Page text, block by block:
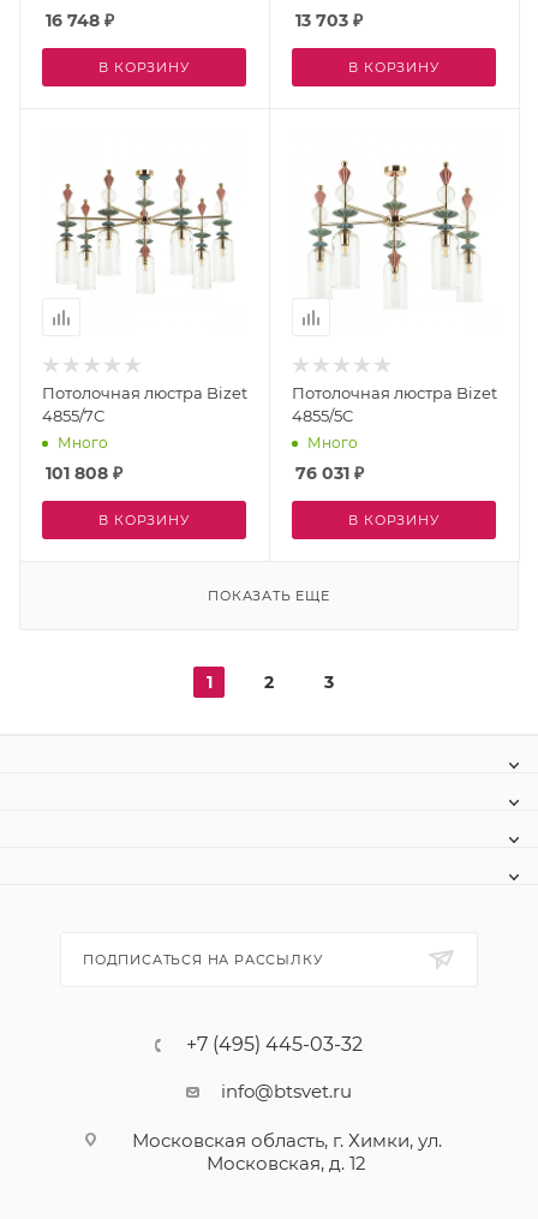
16 748 ₽
В КОРЗИНУ
13 703 ₽
В КОРЗИНУ
Потолочная люстра Bizet
4855/7C
Много
101 808 ₽
В КОРЗИНУ
Потолочная люстра Bizet
4855/5C
Много
76 031 ₽
В КОРЗИНУ
ПОКАЗАТЬ ЕЩЕ
1 2 3
ПОДПИСАТЬСЯ НА РАССЫЛКУ
+7 (495) 445-03-32
info@btsvet.ru
Московская область, г. Химки, ул.
Московская, д. 12